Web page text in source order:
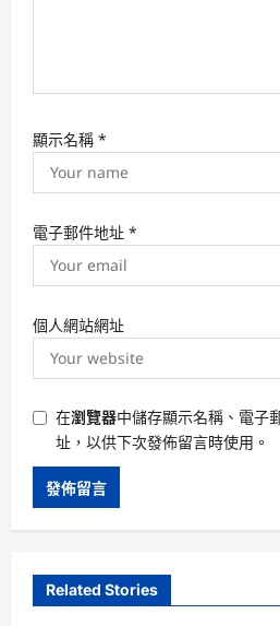
顯示名稱 *
電子郵件地址 *
個人網站網址
在瀏覽器中儲存顯示名稱、電子
址，以供下次發佈留言時使用。
Related Stories